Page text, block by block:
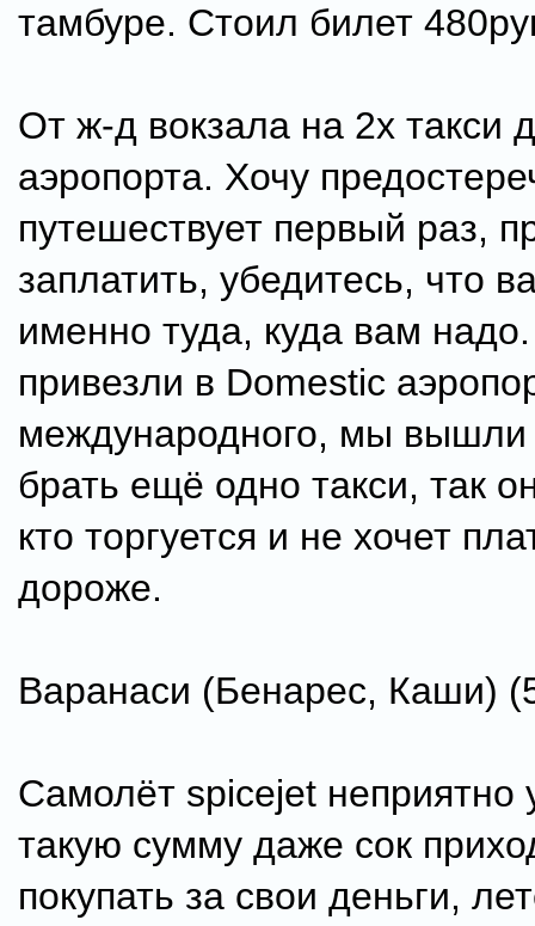
тамбуре. Стоил билет
От ж-д вокзала на 2х такси
аэропорта. Хочу
путешествует первый раз,
заплатить, убедитесь, что
именно туда, куда вам
привезли в Domestic
международного, мы
брать ещё одно такси, так
кто торгуется и не хочет
дороже.
Варанаси (Бенарес, Каши)
Самолёт spicejet неприятно
такую сумму даже сок
покупать за свои деньги,